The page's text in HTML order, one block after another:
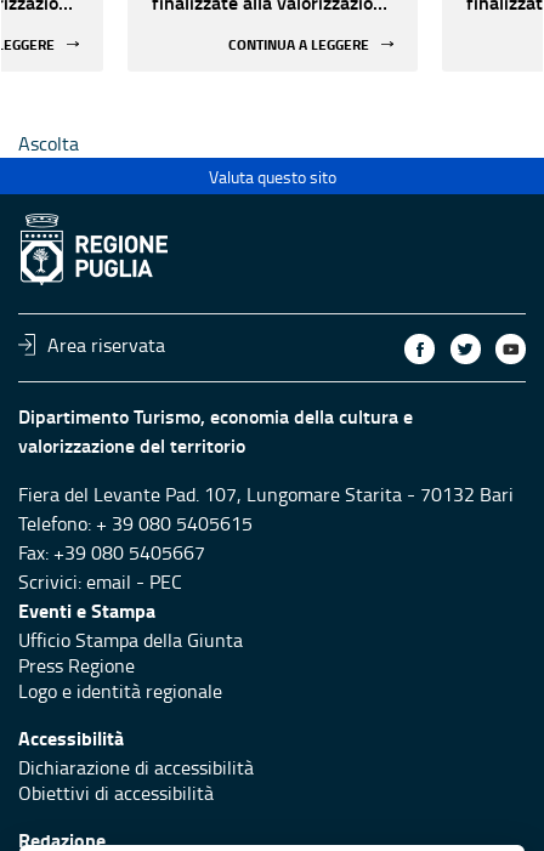
CONTINUA A LEGGERE
Ascolta
Valuta questo sito
Area riservata
Dipartimento Turismo, economia della cultura e
valorizzazione del territorio
Fiera del Levante Pad. 107, Lungomare Starita - 70132 Bari
Telefono: + 39 080 5405615
Fax: +39 080 5405667
Scrivici:email - PEC
Eventi e Stampa
Ufficio Stampa della Giunta
Press Regione
Logo e identità regionale
Accessibilità
Dichiarazione di accessibilità
Obiettivi di accessibilità
Redazione